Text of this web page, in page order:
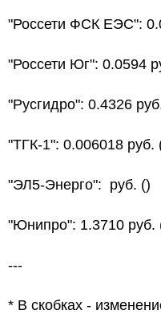
"Россети ФСК ЕЭС":
"Россети Юг": 0.0594
"Русгидро": 0.4326
"ТГК-1": 0.006018 руб.
"ЭЛ5-Энерго": руб. ()
"Юнипро": 1.3710 руб.
---
* В скобках -